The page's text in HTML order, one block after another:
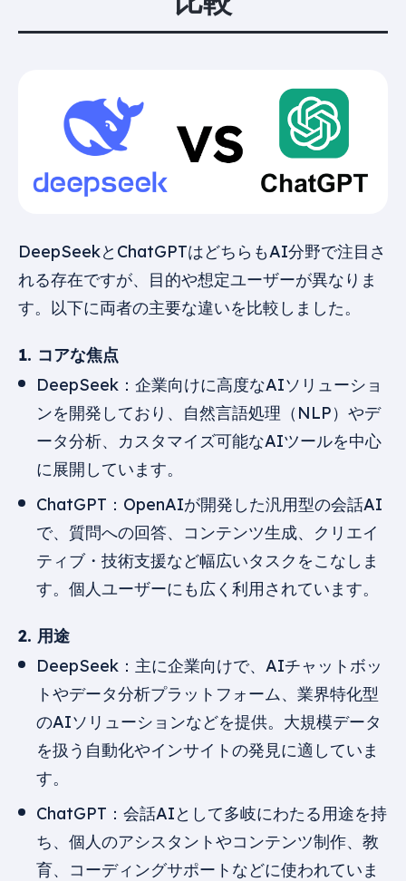
DeepSeekとChatGPTはどちらもAI分野で注目さ
れる存在ですが、目的や想定ユーザーが異なりま
す。以下に両者の主要な違いを比較しました。
1. コアな焦点
DeepSeek：企業向けに高度なAIソリューショ
ンを開発しており、自然言語処理（NLP）やデ
ータ分析、カスタマイズ可能なAIツールを中心
に展開しています。
ChatGPT：OpenAIが開発した汎用型の会話AI
で、質問への回答、コンテンツ生成、クリエイ
ティブ・技術支援など幅広いタスクをこなしま
す。個人ユーザーにも広く利用されています。
2. 用途
DeepSeek：主に企業向けで、AIチャットボッ
トやデータ分析プラットフォーム、業界特化型
のAIソリューションなどを提供。大規模データ
を扱う自動化やインサイトの発見に適していま
す。
ChatGPT：会話AIとして多岐にわたる用途を持
ち、個人のアシスタントやコンテンツ制作、教
育、コーディングサポートなどに使われていま